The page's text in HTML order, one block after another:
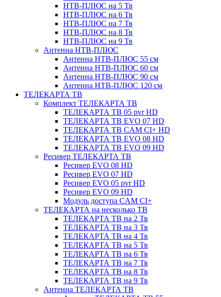
НТВ-ПЛЮС на 5 Тв
НТВ-ПЛЮС на 6 Тв
НТВ-ПЛЮС на 7 Тв
НТВ-ПЛЮС на 8 Тв
НТВ-ПЛЮС на 9 Тв
Антенна НТВ-ПЛЮС
Антенна НТВ-ПЛЮС 55 см
Антенна НТВ-ПЛЮС 60 см
Антенна НТВ-ПЛЮС 90 см
Антенна НТВ-ПЛЮС 120 см
ТЕЛЕКАРТА ТВ
Комплект ТЕЛЕКАРТА ТВ
ТЕЛЕКАРТА ТВ 05 pvr HD
ТЕЛЕКАРТА ТВ EVO 07 HD
ТЕЛЕКАРТА ТВ CAM CI+ HD
ТЕЛЕКАРТА ТВ EVO 08 HD
ТЕЛЕКАРТА ТВ EVO 09 HD
Ресивер ТЕЛЕКАРТА ТВ
Ресивер EVO 08 HD
Ресивер EVO 07 HD
Ресивер EVO 05 pvr HD
Ресивер EVO 09 HD
Модуль доступа CAM CI+
ТЕЛЕКАРТА на несколько ТВ
ТЕЛЕКАРТА ТВ на 2 Тв
ТЕЛЕКАРТА ТВ на 3 Тв
ТЕЛЕКАРТА ТВ на 4 Тв
ТЕЛЕКАРТА ТВ на 5 Тв
ТЕЛЕКАРТА ТВ на 6 Тв
ТЕЛЕКАРТА ТВ на 7 Тв
ТЕЛЕКАРТА ТВ на 8 Тв
ТЕЛЕКАРТА ТВ на 9 Тв
Антенна ТЕЛЕКАРТА ТВ